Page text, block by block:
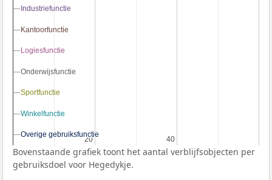
20
20 40
40
Industriefunctie
Industriefunctie
Kantoorfunctie
Kantoorfunctie
Logiesfunctie
Logiesfunctie
Onderwijsfunctie
Onderwijsfunctie
Sportfunctie
Sportfunctie
Winkelfunctie
Winkelfunctie
Overige gebruiksfunctie
Overige gebruiksfunctie
Bovenstaande grafiek toont het aantal verblijfsobjecten per
gebruiksdoel voor Hegedykje.